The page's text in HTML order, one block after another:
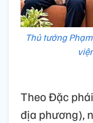
Thủ tướng
Theo Đặc
địa phương),